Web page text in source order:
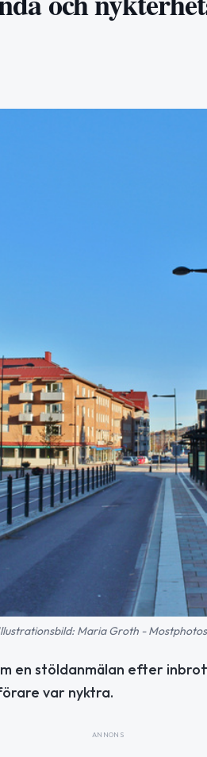
Maria Groth - Mostphotos
en stöldanmälan efter
var nyktra.
ANNONS